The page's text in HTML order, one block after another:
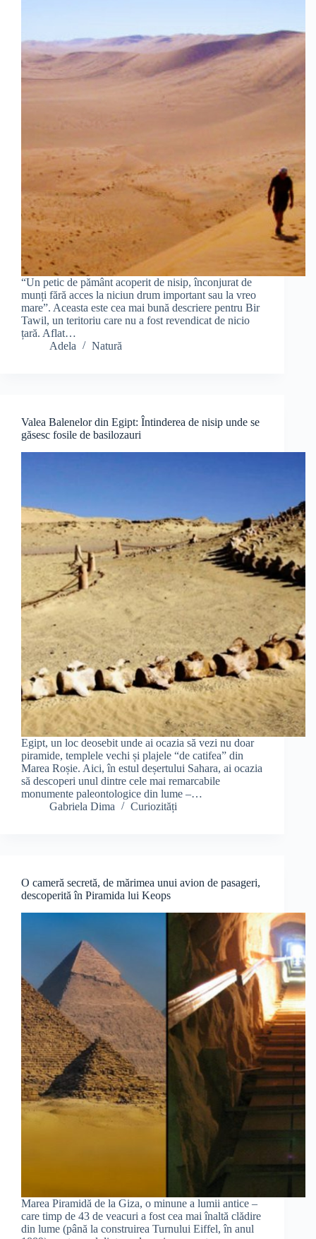
“Un petic de pământ acoperit de nisip, înconjurat de
munți fără acces la niciun drum important sau la vreo
mare”. Aceasta este cea mai bună descriere pentru Bir
Tawil, un teritoriu care nu a fost revendicat de nicio
țară. Aflat…
Adela
Natură
Valea Balenelor din Egipt: Întinderea de nisip unde se
găsesc fosile de basilozauri
Egipt, un loc deosebit unde ai ocazia să vezi nu doar
piramide, templele vechi și plajele “de catifea” din
Marea Roșie. Aici, în estul deșertului Sahara, ai ocazia
să descoperi unul dintre cele mai remarcabile
monumente paleontologice din lume –…
Gabriela Dima
Curiozități
O cameră secretă, de mărimea unui avion de pasageri,
descoperită în Piramida lui Keops
Marea Piramidă de la Giza, o minune a lumii antice –
care timp de 43 de veacuri a fost cea mai înaltă clădire
din lume (până la construirea Turnului Eiffel, în anul